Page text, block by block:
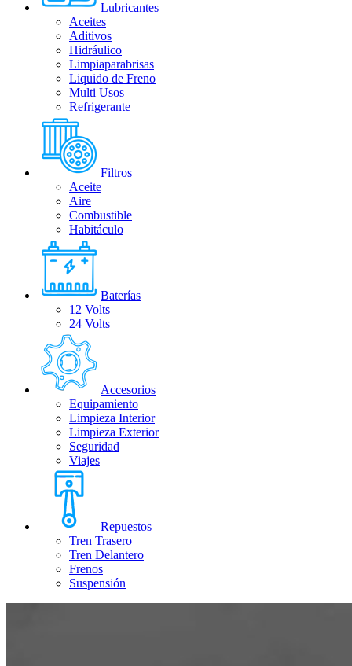
Lubricantes
Aceites
Aditivos
Hidráulico
Limpiaparabrisas
Liquido de Freno
Multi Usos
Refrigerante
Filtros
Aceite
Aire
Combustible
Habitáculo
Baterías
12 Volts
24 Volts
Accesorios
Equipamiento
Limpieza Interior
Limpieza Exterior
Seguridad
Viajes
Repuestos
Tren Trasero
Tren Delantero
Frenos
Suspensión